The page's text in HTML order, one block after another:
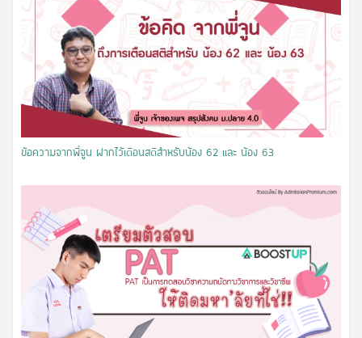
ข้อความจากพี่จูน ฝากไว้เตือนสติสำหรับน้อง 62 และ น้อง 63